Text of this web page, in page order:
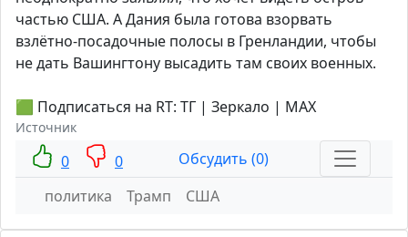
частью США. А Дания была готова взорвать
взлётно-посадочные полосы в Гренландии, чтобы
не дать Вашингтону высадить там своих военных.
🟩 Подписаться на RT: ТГ | Зеркало | MAX
Источник
0 0
Обсудить (0)
политика
Трамп США